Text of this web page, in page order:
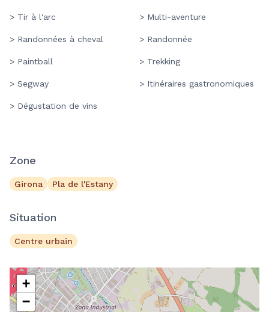
> Tir à l'arc > Multi-aventure
> Randonnées à cheval > Randonnée
> Paintball > Trekking
> Segway > Itinéraires gastronomiques
> Dégustation de vins
Zone
Girona Pla de l'Estany
Situation
Centre urbain
+
−